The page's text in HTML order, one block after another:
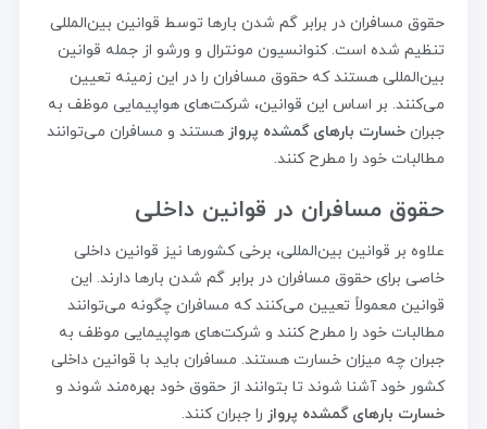
حقوق مسافران در برابر گم شدن بارها توسط قوانین بین‌المللی
تنظیم شده است. کنوانسیون مونترال و ورشو از جمله قوانین
بین‌المللی هستند که حقوق مسافران را در این زمینه تعیین
می‌کنند. بر اساس این قوانین، شرکت‌های هواپیمایی موظف به
جبران خسارت بارهای گمشده پرواز هستند و مسافران می‌توانند
مطالبات خود را مطرح کنند.
حقوق مسافران در قوانین داخلی
علاوه بر قوانین بین‌المللی، برخی کشورها نیز قوانین داخلی
خاصی برای حقوق مسافران در برابر گم شدن بارها دارند. این
قوانین معمولاً تعیین می‌کنند که مسافران چگونه می‌توانند
مطالبات خود را مطرح کنند و شرکت‌های هواپیمایی موظف به
جبران چه میزان خسارت هستند. مسافران باید با قوانین داخلی
کشور خود آشنا شوند تا بتوانند از حقوق خود بهره‌مند شوند و
خسارت بارهای گمشده پرواز را جبران کنند.